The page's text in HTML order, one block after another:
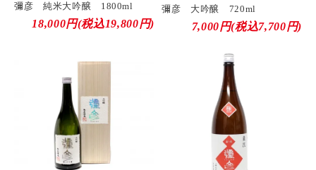
彌彦 純米大吟醸 1800ml
18,000円(税込19,800円)
彌彦 大吟醸 720ml
7,000円(税込7,700円)